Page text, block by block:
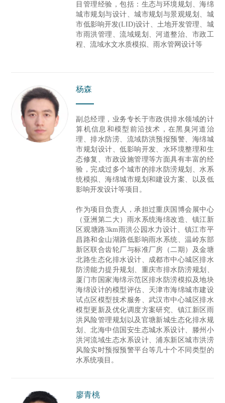
目管理经验，包括：生态与环境规划、海绵
城市规划与设计、城市规划与景观规划、城
市低影响开发(LID)设计、土地开发管理、城
市雨洪管理、流域规划、河道整治、市政工
程、流域水文水质模拟、雨水管网设计等
杨森
副总经理，业务专长于市政供排水领域的计
算机信息和模型前沿技术，在黑臭河道治
理、排水防涝、流域防洪预报预警、海绵城
市规划设计、低影响开发、水环境整理和生
态修复、市政设施管理等方面具有丰富的经
验，完成过多个城市的排水防涝规划、水系
统模拟、海绵城市规划和建设方案、以及低
影响开发设计等项目。
作为项目负责人，承担过重庆国博会展中心
（亚洲第二大）雨水系统海绵改造、镇江新
区观塘路3km雨洪公园水力设计、镇江市平
昌路和金山湖路低影响雨水系统、温岭东部
新区联合齿轮厂与标准厂房（二期）及金塘
北路生态化排水设计、成都市中心城区排水
防涝能力提升规划、重庆市排水防涝规划、
厦门市国家海绵示范区排水防涝模拟及地块
海绵设计的模型评估、天津市海绵城市建设
试点区模型技术服务、武汉市中心城区排水
模型更新及优化调度方案研究、镇江新区雨
洪风险管理规划以及官塘新城生态化排水规
划、北海中信国安生态城水系设计、滕州小
洪河流域生态水系设计、浦东新区城市洪涝
风险实时预报预警平台等几十个不同类型的
水系统项目。
廖青桃